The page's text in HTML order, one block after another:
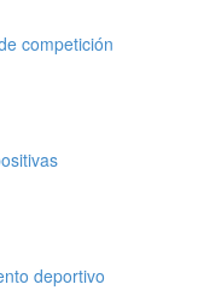
competición
deportivo